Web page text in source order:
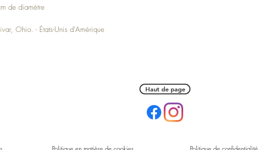
de diamètre
Ohio. - États-Unis d'Amérique
Haut de page